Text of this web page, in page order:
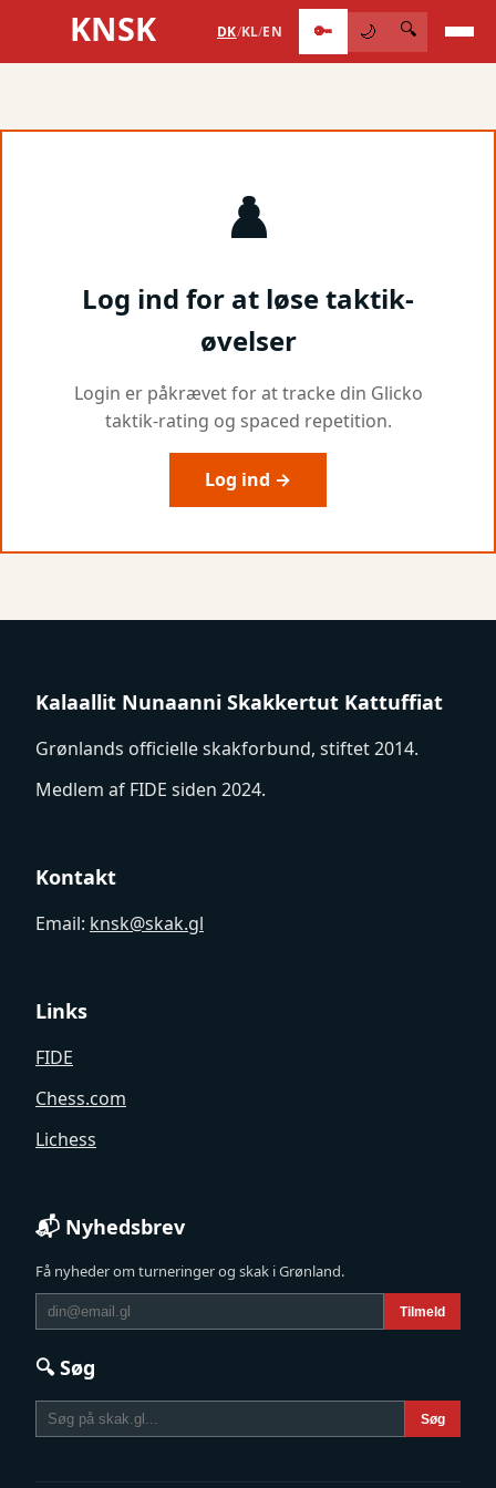
KNSK DK/KL/EN 🔑 🌙 🔍
♟️
Log ind for at løse taktik-
øvelser
Login er påkrævet for at tracke din Glicko
taktik-rating og spaced repetition.
Log ind →
Kalaallit Nunaanni Skakkertut Kattuffiat
Grønlands officielle skakforbund, stiftet 2014.
Medlem af FIDE siden 2024.
Kontakt
Email: knsk@skak.gl
Links
FIDE
Chess.com
Lichess
📬 Nyhedsbrev
Få nyheder om turneringer og skak i Grønland.
Tilmeld
🔍 Søg
Søg